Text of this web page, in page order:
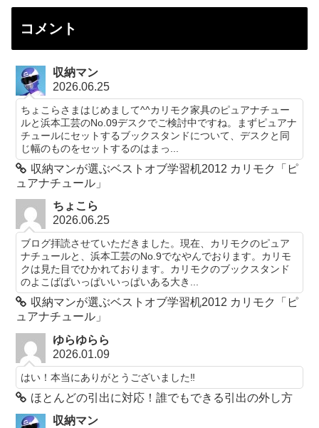
コメント
収納マン
2026.06.25
ちょこらさまはじめまして^^カリモク家具のピュアナチュー
ルと浜本工芸のNo.09デスクでご検討中ですね。まずピュアナ
チュールにセットするブックスタンドについて、デスクと同
じ幅のものをセットするのはまっ...
収納マンが選ぶベストオブ学習机2012 カリモク「ピ
ュアナチュール」
ちょこら
2026.06.25
ブログ拝読させていただきました。現在、カリモクのピュア
ナチュールと、浜本工芸のNo.9でなやんでおります。カリモ
クは見た目でひかれております。カリモクのブックスタンド
のよこばばいっぱいいっぱいある大き...
収納マンが選ぶベストオブ学習机2012 カリモク「ピ
ュアナチュール」
ゆらゆらら
2026.01.09
はい！本当にありがとうございました‼️
ほとんどの引出に対応！誰でもできる引出の外し方
収納マン